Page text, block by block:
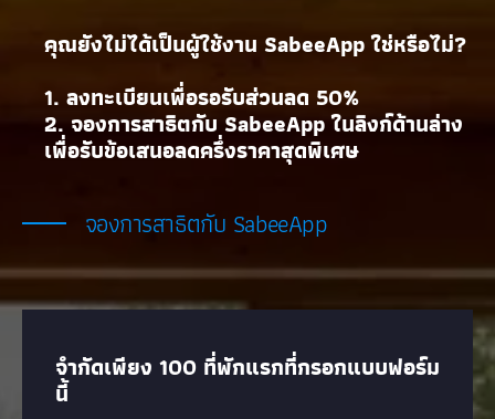
คุณยังไม่ได้เป็นผู้ใช้งาน SabeeApp ใช่หรือไม่?
1. ลงทะเบียนเพื่อรอรับส่วนลด 50%
2. จองการสาธิตกับ SabeeApp ในลิงก์ด้านล่าง
เพื่อรับข้อเสนอลดครึ่งราคาสุดพิเศษ
จองการสาธิตกับ SabeeApp
จำกัดเพียง 100 ที่พักแรกที่กรอกแบบฟอร์ม
นี้